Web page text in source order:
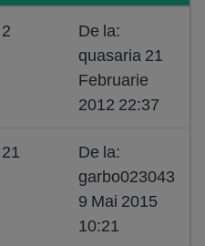
2
De la:
quasaria 21
Februarie
2012 22:37
21
De la:
garbo023043
9 Mai 2015
10:21